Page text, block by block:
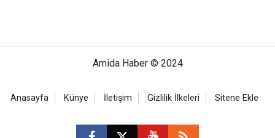
Amida Haber © 2024
Anasayfa Künye İletişim Gizlilik İlkeleri Sitene Ekle